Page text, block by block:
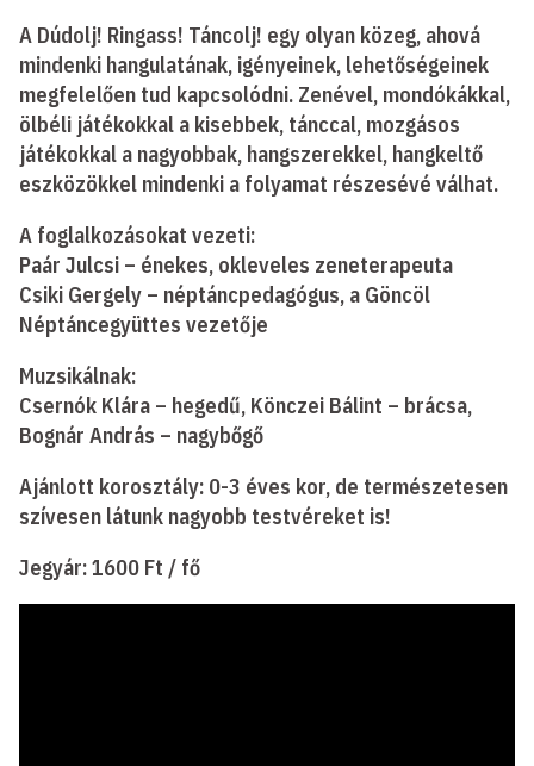
A Dúdolj! Ringass! Táncolj! egy olyan közeg, ahová
mindenki hangulatának, igényeinek, lehetőségeinek
megfelelően tud kapcsolódni. Zenével, mondókákkal,
ölbéli játékokkal a kisebbek, tánccal, mozgásos
játékokkal a nagyobbak, hangszerekkel, hangkeltő
eszközökkel mindenki a folyamat részesévé válhat.
A foglalkozásokat vezeti:
Paár Julcsi – énekes, okleveles zeneterapeuta
Csiki Gergely – néptáncpedagógus, a Göncöl
Néptáncegyüttes vezetője
Muzsikálnak:
Csernók Klára – hegedű, Könczei Bálint – brácsa,
Bognár András – nagybőgő
Ajánlott korosztály: 0-3 éves kor, de természetesen
szívesen látunk nagyobb testvéreket is!
Jegyár: 1600 Ft / fő